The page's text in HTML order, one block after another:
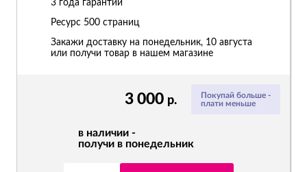
Покупай больше -
плати меньше
3 000 р.
в наличии -
получи в понедельник
3 года гарантии
Ресурс 500 страниц
Закажи доставку на понедельник, 10 августа
или получи товар в нашем магазине